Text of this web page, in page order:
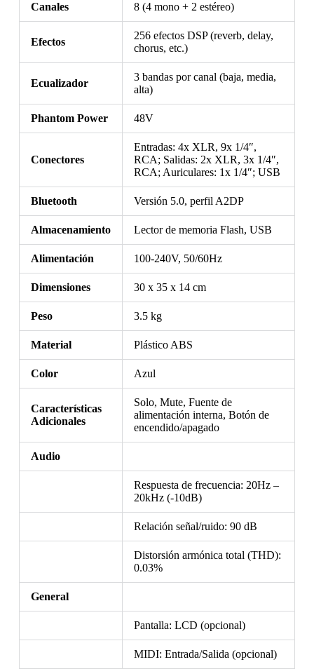
Canales 8 (4 mono + 2 estéreo)
Efectos
256 efectos DSP (reverb, delay,
chorus, etc.)
Ecualizador
3 bandas por canal (baja, media,
alta)
Phantom Power 48V
Conectores
Entradas: 4x XLR, 9x 1/4″,
RCA; Salidas: 2x XLR, 3x 1/4″,
RCA; Auriculares: 1x 1/4″; USB
Bluetooth Versión 5.0, perfil A2DP
Almacenamiento Lector de memoria Flash, USB
Alimentación 100-240V, 50/60Hz
Dimensiones 30 x 35 x 14 cm
Peso 3.5 kg
Material Plástico ABS
Color Azul
Características
Adicionales
Solo, Mute, Fuente de
alimentación interna, Botón de
encendido/apagado
Audio
Respuesta de frecuencia: 20Hz –
20kHz (-10dB)
Relación señal/ruido: 90 dB
Distorsión armónica total (THD):
0.03%
General
Pantalla: LCD (opcional)
MIDI: Entrada/Salida (opcional)